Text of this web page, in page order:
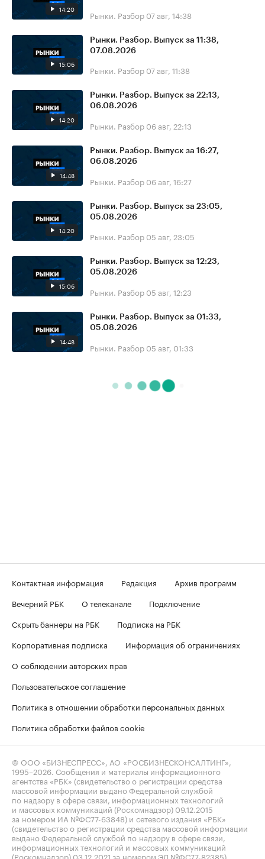
14:20 Рынки. Разбор 07 авг, 14:38
15:06
Рынки. Разбор. Выпуск за 11:38,
07.08.2026
Рынки. Разбор 07 авг, 11:38
14:20
Рынки. Разбор. Выпуск за 22:13,
06.08.2026
Рынки. Разбор 06 авг, 22:13
14:48
Рынки. Разбор. Выпуск за 16:27,
06.08.2026
Рынки. Разбор 06 авг, 16:27
14:20
Рынки. Разбор. Выпуск за 23:05,
05.08.2026
Рынки. Разбор 05 авг, 23:05
15:06
Рынки. Разбор. Выпуск за 12:23,
05.08.2026
Рынки. Разбор 05 авг, 12:23
14:48
Рынки. Разбор. Выпуск за 01:33,
05.08.2026
Рынки. Разбор 05 авг, 01:33
Контактная информация Редакция
Архив программ
Вечерний РБК
О телеканале
Подключение
Скрыть баннеры на РБК
Подписка на РБК
Корпоративная подписка
Информация об ограничениях
О соблюдении авторских прав
Пользовательское соглашение
Политика в отношении обработки персональных данных
Политика обработки файлов cookie
© ООО «БИЗНЕСПРЕСС», АО «РОСБИЗНЕСКОНСАЛТИНГ»,
1995–2026 . Сообщения и материалы информационного
агентства «РБК» (свидетельство о регистрации средства
массовой информации выдано Федеральной службой
по надзору в сфере связи, информационных технологий
и массовых коммуникаций (Роскомнадзор) 09.12.2015
за номером ИА №ФС77-63848) и сетевого издания «РБК»
(свидетельство о регистрации средства массовой информации
выдано Федеральной службой по надзору в сфере связи,
информационных технологий и массовых коммуникаций
(Роскомнадзор) 03.12.2021 за номером ЭЛ №ФС77-82385)